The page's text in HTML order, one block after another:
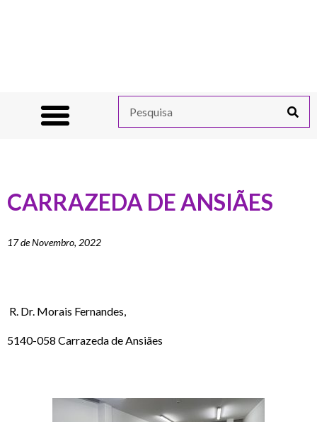
CARRAZEDA DE ANSIÃES
17 de Novembro, 2022
R. Dr. Morais Fernandes,
5140-058 Carrazeda de Ansiães